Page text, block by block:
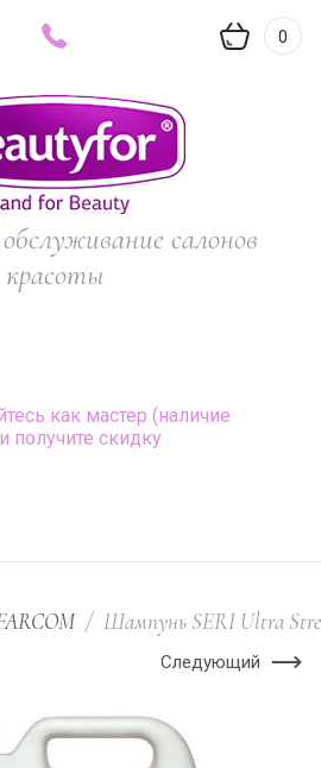
0
салонов
красоты
как мастер (наличие
получите скидку
/ Шампунь SERI Ultra
Следующий